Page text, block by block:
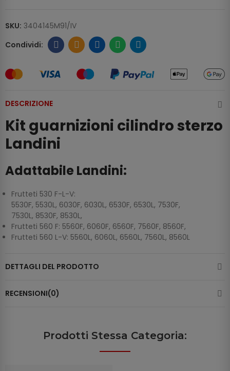
SKU: 3404145M91/IV
DESCRIZIONE
Kit guarnizioni cilindro sterzo
Landini
Adattabile Landini:
Frutteti 530 F-L-V:
5530F, 5530L, 6030F, 6030L, 6530F, 6530L, 7530F,
7530L, 8530F, 8530L,
Frutteti 560 F: 5560F, 6060F, 6560F, 7560F, 8560F,
Frutteti 560 L-V: 5560L, 6060L, 6560L, 7560L, 8560L
DETTAGLI DEL PRODOTTO
RECENSIONI(0)
Prodotti Stessa Categoria: